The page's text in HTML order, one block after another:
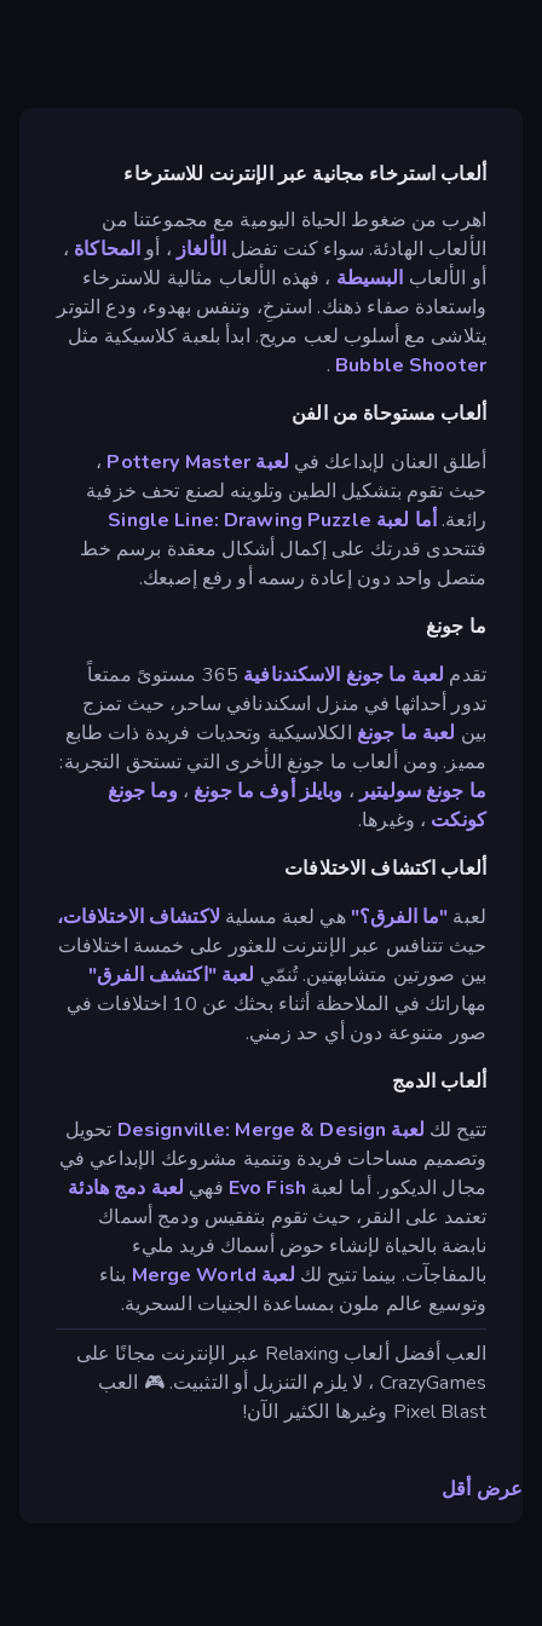
ألعاب استرخاء مجانية عبر الإنترنت للاسترخاء
اهرب من ضغوط الحياة اليومية مع مجموعتنا من
الألعاب الهادئة. سواء كنت تفضلالألغاز ، أو المحاكاة ،
أو الألعاب البسيطة ، فهذه الألعاب مثالية للاسترخاء
واستعادة صفاء ذهنك. استرخِ، وتنفس بهدوء، ودع التوتر
يتلاشى مع أسلوب لعب مريح. ابدأ بلعبة كلاسيكية مثل
Bubble Shooter
.
ألعاب مستوحاة من الفن
أطلق العنان لإبداعك في لعبة Pottery Master
،
حيث تقوم بتشكيل الطين وتلوينه لصنع تحف خزفية
رائعة.أما لعبة Single Line: Drawing Puzzle
فتتحدى قدرتك على إكمال أشكال معقدة برسم خط
متصل واحد دون إعادة رسمه أو رفع إصبعك.
ما جونغ
تقدم لعبة ما جونغ الاسكندنافية
365 مستوىً ممتعاً
تدور أحداثها في منزل اسكندنافي ساحر، حيث تمزج
بين لعبة ما جونغ الكلاسيكية وتحديات فريدة ذات طابع
مميز. ومن ألعاب ما جونغ الأخرى التي تستحق التجربة:
ما جونغ سوليتير ، وبايلز أوف ما جونغ ،وما جونغ
كونكت ، وغيرها.
ألعاب اكتشاف الاختلافات
لعبة "ما الفرق؟" هي لعبة مسليةلاكتشاف الاختلافات،
حيث تتنافس عبر الإنترنت للعثور على خمسة اختلافات
بين صورتين متشابهتين. تُنمّي لعبة "اكتشف الفرق"
مهاراتك في الملاحظة أثناء بحثك عن 10 اختلافات في
صور متنوعة دون أي حد زمني.
ألعاب الدمج
تتيح لك لعبة Designville: Merge & Design
تحويل
وتصميم مساحات فريدة وتنمية مشروعك الإبداعي في
مجال الديكور. أما لعبة Evo Fish فهي لعبة دمج هادئة
تعتمد على النقر، حيث تقوم بتفقيس ودمج أسماك
نابضة بالحياة لإنشاء حوض أسماك فريد مليء
بالمفاجآت. بينما تتيح لك لعبة Merge World
بناء
وتوسيع عالم ملون بمساعدة الجنيات السحرية.
العب أفضل ألعاب Relaxing عبر الإنترنت مجانًا على
CrazyGames ، لا يلزم التنزيل أو التثبيت. 🎮 العب
Pixel Blast وغيرها الكثير الآن!
عرض أقل